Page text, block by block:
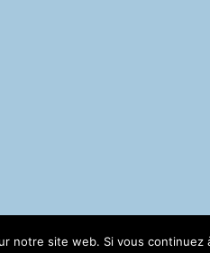
notre site web. Si vous